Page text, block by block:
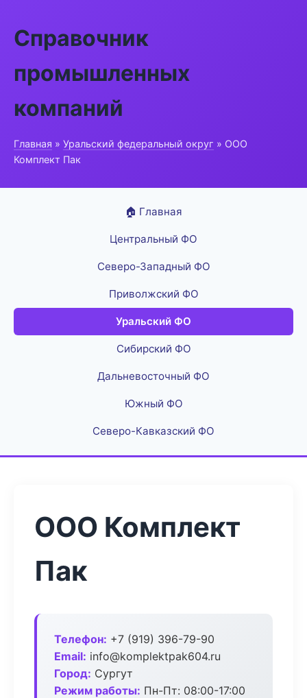
Справочник
промышленных
компаний
Главная » Уральский федеральный округ » ООО
Комплект Пак
🏠 Главная
Центральный ФО
Северо-Западный ФО
Приволжский ФО
Уральский ФО
Сибирский ФО
Дальневосточный ФО
Южный ФО
Северо-Кавказский ФО
ООО Комплект
Пак
Телефон: +7 (919) 396-79-90
Email: info@komplektpak604.ru
Город: Сургут
Режим работы: Пн-Пт: 08:00-17:00